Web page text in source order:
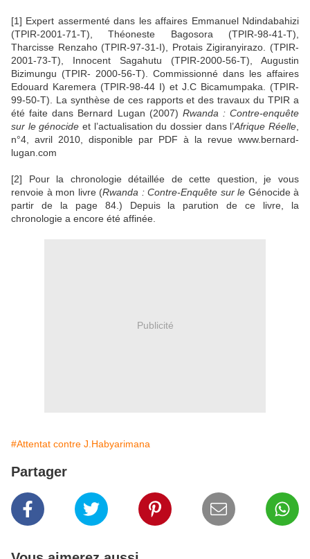
[1] Expert assermenté dans les affaires Emmanuel Ndindabahizi
(TPIR-2001-71-T), Théoneste Bagosora (TPIR-98-41-T),
Tharcisse Renzaho (TPIR-97-31-I), Protais Zigiranyirazo. (TPIR-
2001-73-T), Innocent Sagahutu (TPIR-2000-56-T), Augustin
Bizimungu (TPIR- 2000-56-T). Commissionné dans les affaires
Edouard Karemera (TPIR-98-44 I) et J.C Bicamumpaka. (TPIR-
99-50-T). La synthèse de ces rapports et des travaux du TPIR a
été faite dans Bernard Lugan (2007) Rwanda : Contre-enquête
sur le génocide et l’actualisation du dossier dans l’Afrique Réelle
n°4, avril 2010, disponible par PDF à la revue www.bernard-
lugan.com
[2] Pour la chronologie détaillée de cette question, je vous
renvoie à mon livre (Rwanda : Contre-Enquête sur le Génocide à
partir de la page 84.) Depuis la parution de ce livre, la
chronologie a encore été affinée.
Publicité
#Attentat contre J.Habyarimana
Partager